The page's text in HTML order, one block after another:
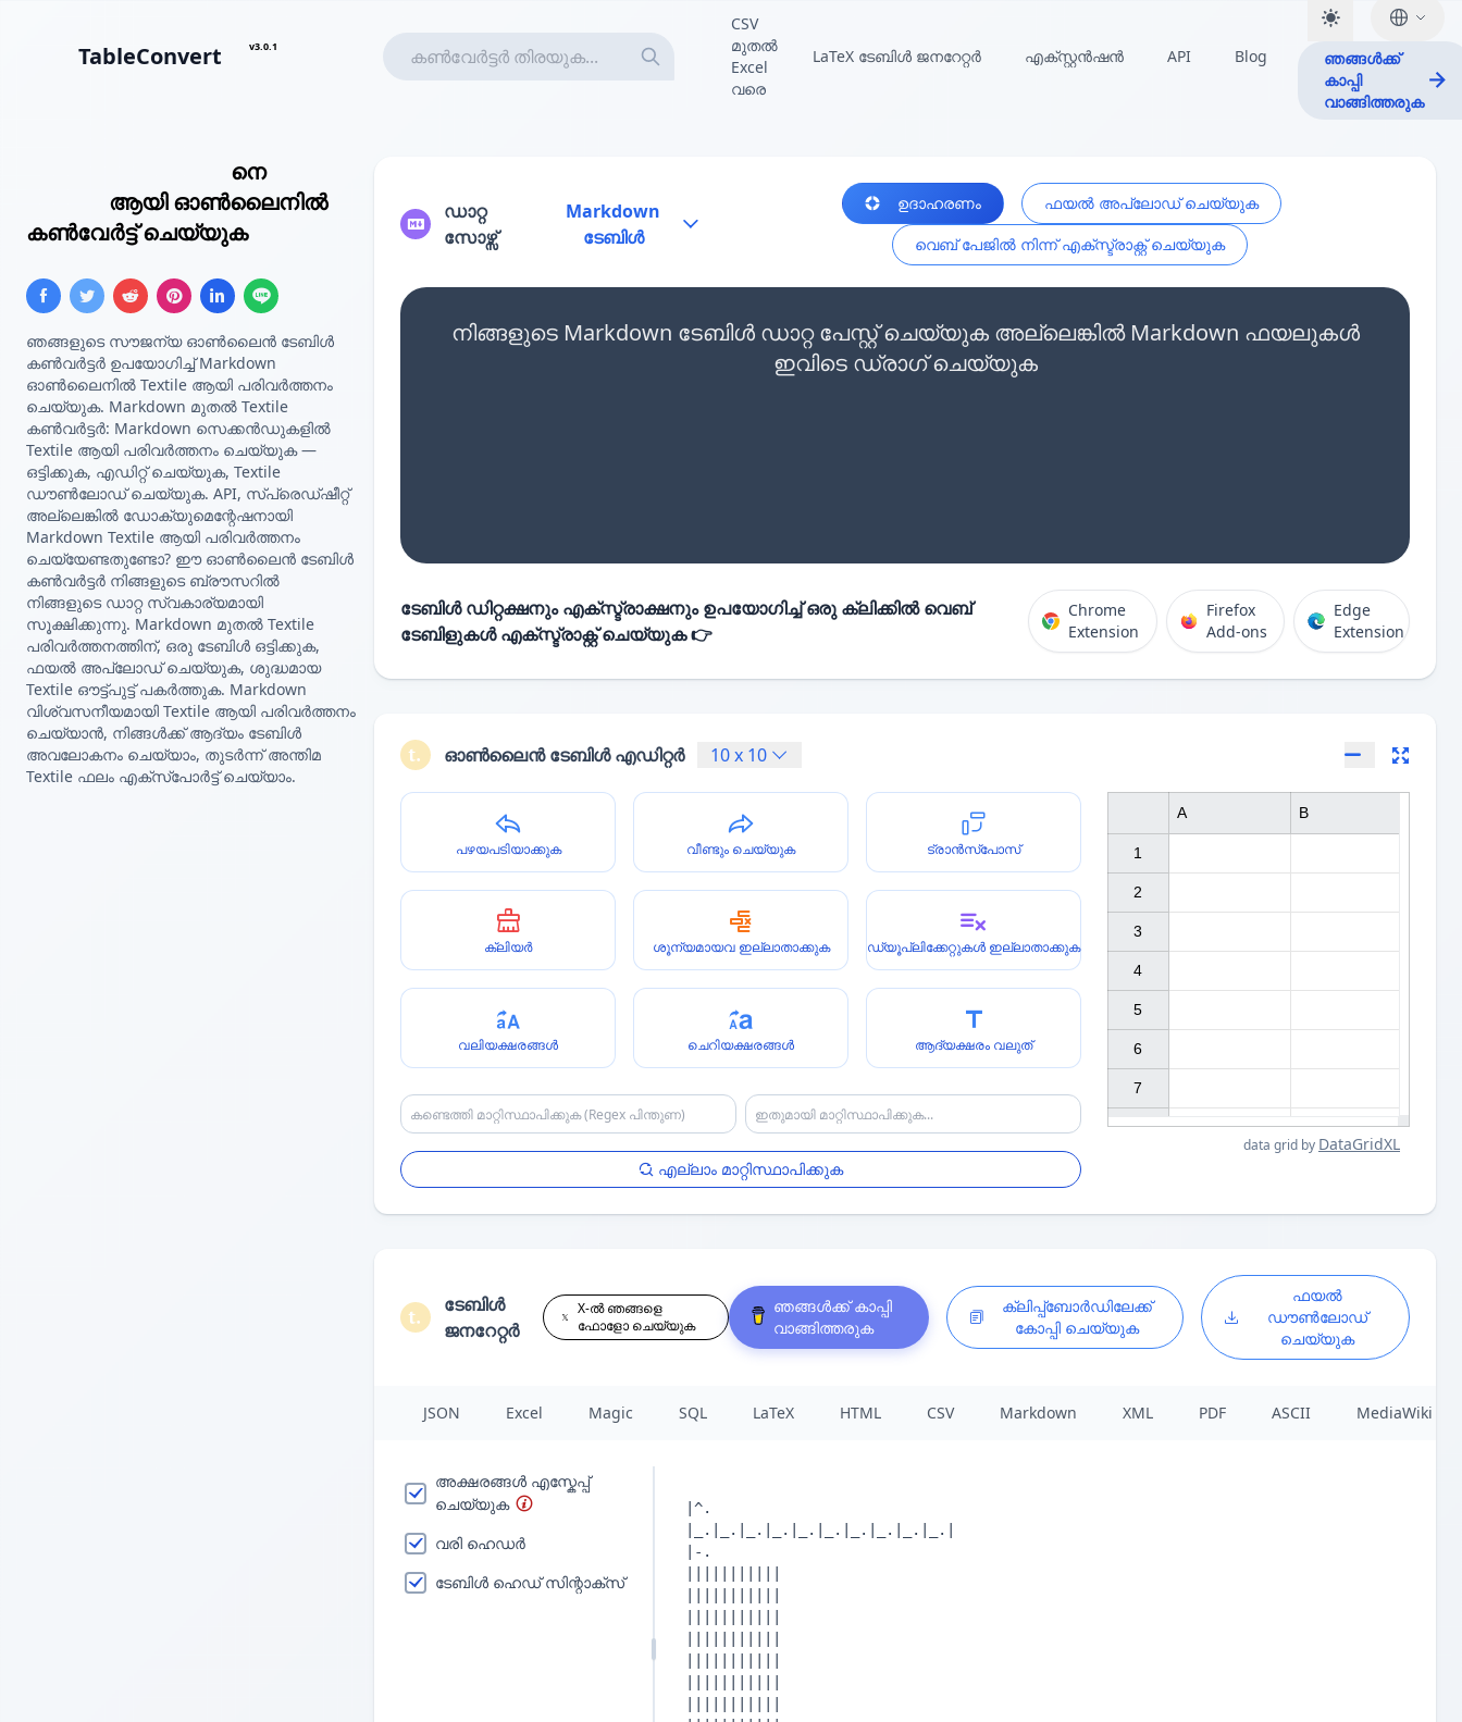
TableConvert v3.0.1
CSV
മുതൽ
Excel
വരെ
LaTeX ടേബിൾ ജനറേറ്റർ എക്സ്റ്റൻഷൻ API Blog
ഞങ്ങൾക്ക്
കാപ്പി
വാങ്ങിത്തരുക
നെ
ആയി ഓൺലൈനിൽ
കൺവേർട്ട് ചെയ്യുക
ഞങ്ങളുടെ സൗജന്യ ഓൺലൈൻ ടേബിൾ
കൺവർട്ടർ ഉപയോഗിച്ച് Markdown
ഓൺലൈനിൽ Textile ആയി പരിവർത്തനം
ചെയ്യുക. Markdown മുതൽ Textile
കൺവർട്ടർ: Markdown സെക്കൻഡുകളിൽ
Textile ആയി പരിവർത്തനം ചെയ്യുക —
ഒട്ടിക്കുക, എഡിറ്റ് ചെയ്യുക, Textile
ഡൗൺലോഡ് ചെയ്യുക. API, സ്പ്രെഡ്ഷീറ്റ്
അല്ലെങ്കിൽ ഡോക്യുമെന്റേഷനായി
Markdown Textile ആയി പരിവർത്തനം
ചെയ്യേണ്ടതുണ്ടോ? ഈ ഓൺലൈൻ ടേബിൾ
കൺവർട്ടർ നിങ്ങളുടെ ബ്രൗസറിൽ
നിങ്ങളുടെ ഡാറ്റ സ്വകാര്യമായി
സൂക്ഷിക്കുന്നു. Markdown മുതൽ Textile
പരിവർത്തനത്തിന്, ഒരു ടേബിൾ ഒട്ടിക്കുക,
ഫയൽ അപ്‌ലോഡ് ചെയ്യുക, ശുദ്ധമായ
Textile ഔട്ട്‌പുട്ട് പകർത്തുക. Markdown
വിശ്വസനീയമായി Textile ആയി പരിവർത്തനം
ചെയ്യാൻ, നിങ്ങൾക്ക് ആദ്യം ടേബിൾ
അവലോകനം ചെയ്യാം, തുടർന്ന് അന്തിമ
Textile ഫലം എക്സ്‌പോർട്ട് ചെയ്യാം.
ഡാറ്റ
സോഴ്സ്
Markdown
ടേബിൾ
ഉദാഹരണം
ഫയൽ അപ്‌ലോഡ് ചെയ്യുക
വെബ് പേജിൽ നിന്ന് എക്സ്ട്രാക്റ്റ് ചെയ്യുക
നിങ്ങളുടെ Markdown ടേബിൾ ഡാറ്റ പേസ്റ്റ് ചെയ്യുക അല്ലെങ്കിൽ Markdown ഫയലുകൾ
ഇവിടെ ഡ്രാഗ് ചെയ്യുക
ടേബിൾ ഡിറ്റക്ഷനും എക്സ്ട്രാക്ഷനും ഉപയോഗിച്ച് ഒരു ക്ലിക്കിൽ വെബ്
ടേബിളുകൾ എക്സ്ട്രാക്റ്റ് ചെയ്യുക 👉
Chrome
Extension
Firefox
Add-ons
Edge
Extension
ഓൺലൈൻ ടേബിൾ എഡിറ്റർ 10x 10
പഴയപടിയാക്കുക വീണ്ടും ചെയ്യുക ട്രാൻസ്പോസ്
ക്ലിയർ ശൂന്യമായവ ഇല്ലാതാക്കുക ഡ്യൂപ്ലിക്കേറ്റുകൾ ഇല്ലാതാക്കുക
വലിയക്ഷരങ്ങൾ ചെറിയക്ഷരങ്ങൾ ആദ്യക്ഷരം വലുത്
എല്ലാം മാറ്റിസ്ഥാപിക്കുക
1
2
3
4
5
6
7
A B
data grid by DataGridXL
ടേബിൾ
ജനറേറ്റർ
X-ൽ ഞങ്ങളെ
ഫോളോ ചെയ്യുക
ഞങ്ങൾക്ക് കാപ്പി
വാങ്ങിത്തരുക
ക്ലിപ്പ്ബോർഡിലേക്ക്
കോപ്പി ചെയ്യുക
ഫയൽ
ഡൗൺലോഡ്
ചെയ്യുക
JSON Excel Magic SQL LaTeX HTML CSV Markdown XML PDF ASCII MediaWiki
അക്ഷരങ്ങൾ എസ്കേപ്പ്
ചെയ്യുക
വരി ഹെഡർ
ടേബിൾ ഹെഡ് സിന്റാക്സ്